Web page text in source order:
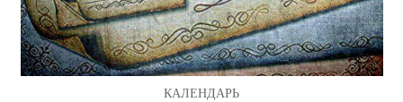
КАЛЕНДАРЬ